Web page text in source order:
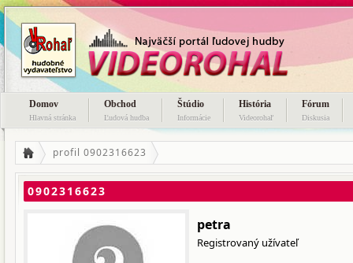
Domov
Hlavná stránka
Obchod
Ľudová hudba
Štúdio
Informácie
História
Videorohaľ
Fórum
Diskusia
profil 0902316623
0902316623
petra
Registrovaný užívateľ